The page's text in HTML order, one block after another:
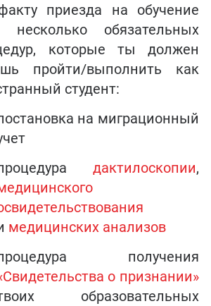
приезда на обучение
несколько обязательных
которые ты должен
пройти/выполнить как
студент:
на миграционный
дактилоскопии,
медицинских анализов
получения
о признании»
образовательных